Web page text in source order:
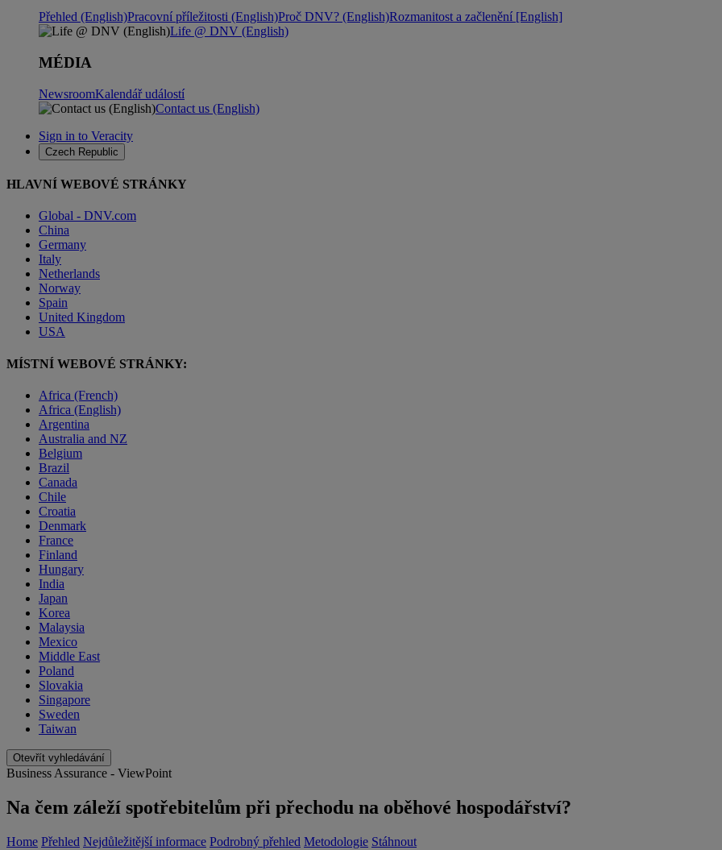
Přehled (English)Pracovní příležitosti (English)Proč DNV? (English)Rozmanitost a začlenění [English]
Life @ DNV (English)
MÉDIA
NewsroomKalendář událostí
Contact us (English)
Sign in to Veracity
Czech Republic
HLAVNÍ WEBOVÉ STRÁNKY
Global - DNV.com
China
Germany
Italy
Netherlands
Norway
Spain
United Kingdom
USA
MÍSTNÍ WEBOVÉ STRÁNKY:
Africa (French)
Africa (English)
Argentina
Australia and NZ
Belgium
Brazil
Canada
Chile
Croatia
Denmark
France
Finland
Hungary
India
Japan
Korea
Malaysia
Mexico
Middle East
Poland
Slovakia
Singapore
Sweden
Taiwan
Otevřít vyhledávání
Business Assurance - ViewPoint
Na čem záleží spotřebitelům při přechodu na oběhové hospodářství?
Home Přehled Nejdůležitější informace Podrobný přehled Metodologie Stáhnout